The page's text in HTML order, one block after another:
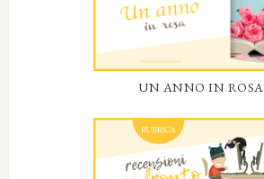
UN ANNO IN ROSA